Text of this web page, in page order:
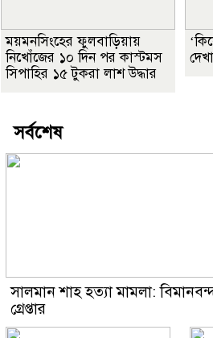
ময়মনসিংহের ফুলবাড়িয়ায়
নিখোঁজের ১০ দিন পর কাস্টমস
সিপাহির ১৫ টুকরা লাশ উদ্ধার
সর্বশেষ
সালমান শাহ হত্যা মামলা:
গ্রেপ্তার